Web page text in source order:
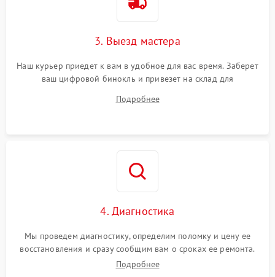
3. Выезд мастера
Наш курьер приедет к вам в удобное для вас время. Заберет
ваш цифровой бинокль и привезет на склад для
Подробнее
4. Диагностика
Мы проведем диагностику, определим поломку и цену ее
восстановления и сразу сообщим вам о сроках ее ремонта.
Подробнее